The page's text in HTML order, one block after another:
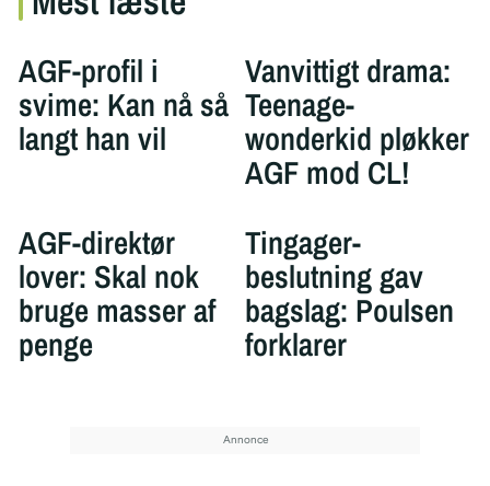
AGF-profil i
svime: Kan nå så
langt han vil
Vanvittigt drama:
Teenage-
wonderkid pløkker
AGF mod CL!
AGF-direktør
lover: Skal nok
bruge masser af
penge
Tingager-
beslutning gav
bagslag: Poulsen
forklarer